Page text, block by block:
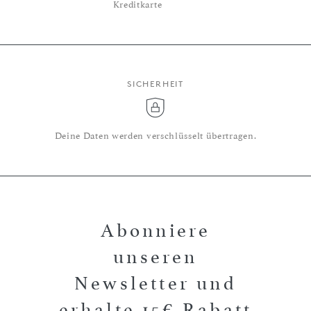
Kreditkarte
SICHERHEIT
Deine Daten werden verschlüsselt übertragen.
Abonniere
unseren
Newsletter und